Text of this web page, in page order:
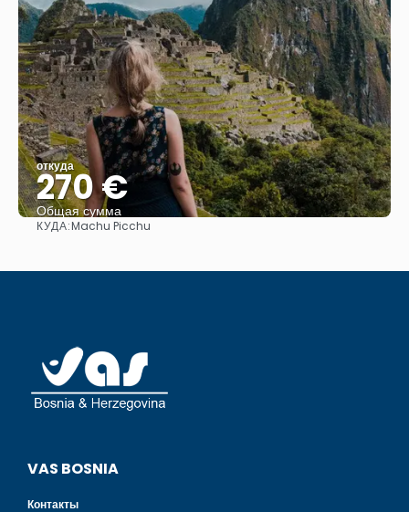
откуда
270 €
Общая сумма
КУДА:Machu Picchu
VAS BOSNIA
Контакты